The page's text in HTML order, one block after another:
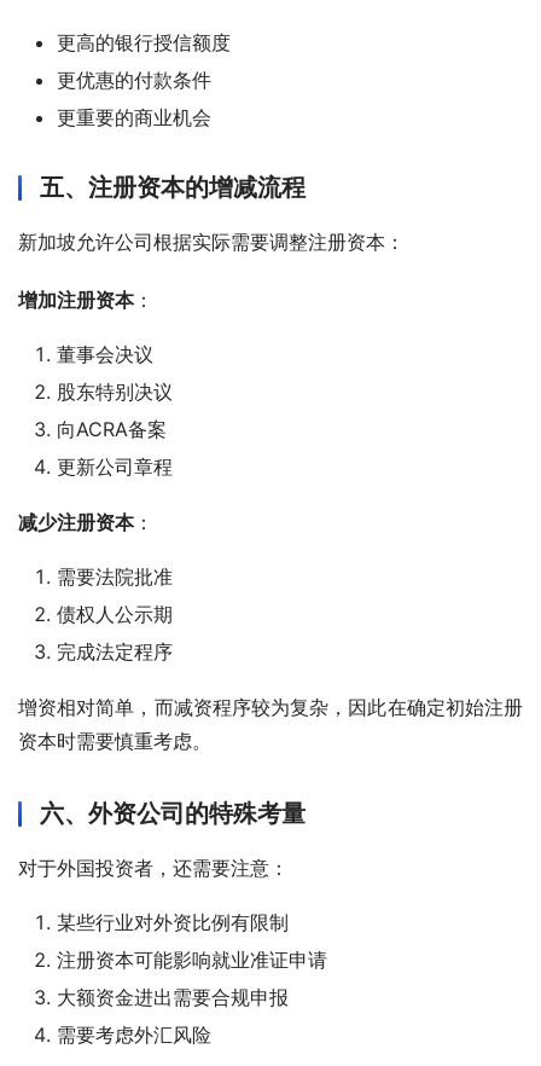
更高的银行授信额度
更优惠的付款条件
更重要的商业机会
五、注册资本的增减流程
新加坡允许公司根据实际需要调整注册资本：
增加注册资本：
董事会决议
股东特别决议
向ACRA备案
更新公司章程
减少注册资本：
需要法院批准
债权人公示期
完成法定程序
增资相对简单，而减资程序较为复杂，因此在确定初始注册
资本时需要慎重考虑。
六、外资公司的特殊考量
对于外国投资者，还需要注意：
某些行业对外资比例有限制
注册资本可能影响就业准证申请
大额资金进出需要合规申报
需要考虑外汇风险